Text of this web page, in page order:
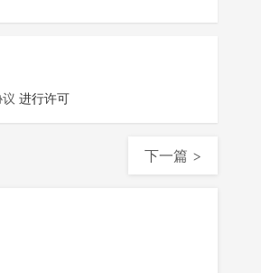
进行许可
下一篇 >